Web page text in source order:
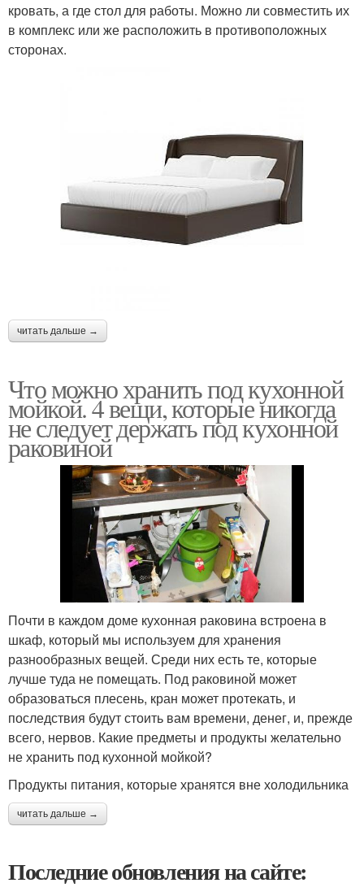
кровать, а где стол для работы. Можно ли совместить их
в комплекс или же расположить в противоположных
сторонах.
читать дальше →
Что можно хранить под кухонной
мойкой. 4 вещи, которые никогда
не следует держать под кухонной
раковиной
Почти в каждом доме кухонная раковина встроена в
шкаф, который мы используем для хранения
разнообразных вещей. Среди них есть те, которые
лучше туда не помещать. Под раковиной может
образоваться плесень, кран может протекать, и
последствия будут стоить вам времени, денег, и, прежде
всего, нервов. Какие предметы и продукты желательно
не хранить под кухонной мойкой?
Продукты питания, которые хранятся вне холодильника
читать дальше →
Последние обновления на сайте: